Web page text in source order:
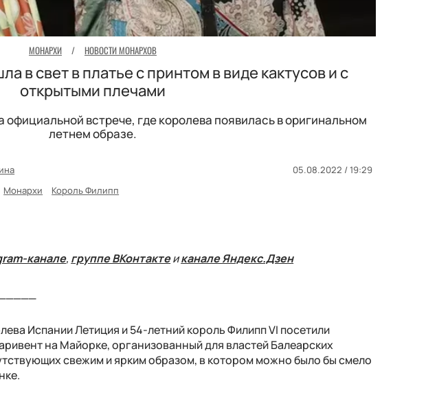
МОНАРХИ / НОВОСТИ МОНАРХОВ
в свет в платье с принтом в виде кактусов и с
открытыми плечами
встрече, где королева появилась в оригинальном
летнем образе.
05.08.2022 / 19:29
Монархи Король Филипп
канале, группе ВКонтактеиканале Яндекс.Дзен
Испании Летиция и 54-летний король Филипп VI посетили
на Майорке, организованный для властей Балеарских
свежим и ярким образом, в котором можно было бы смело